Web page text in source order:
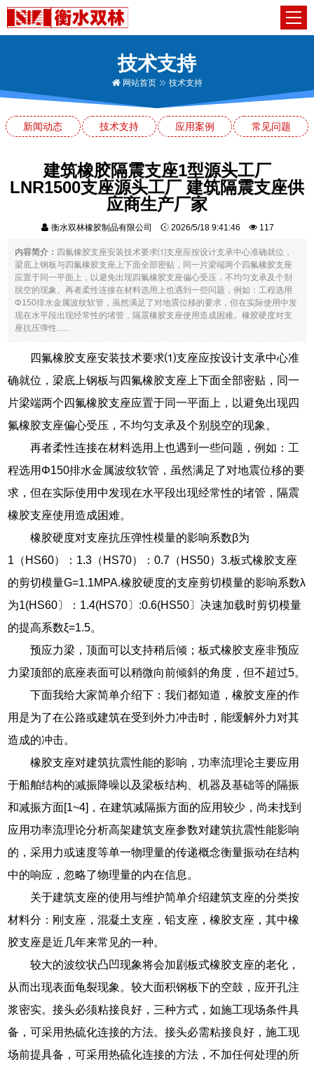
技术支持
网站首页 技术支持
新闻动态 技术支持 应用案例 常见问题
建筑橡胶隔震支座1型源头工厂
LNR1500支座源头工厂 建筑隔震支座供
应商生产厂家
衡水双林橡胶制品有限公司 2026/5/18 9:41:46 117
内容简介： 四氟橡胶支座安装技术要求⑴支座应按设计支承中心准确就位，
梁底上钢板与四氟橡胶支座上下面全部密贴，同一片梁端两个四氟橡胶支座
应置于同一平面上，以避免出现四氟橡胶支座偏心受压，不均匀支承及个别
脱空的现象。再者柔性连接在材料选用上也遇到一些问题，例如：工程选用
Φ150排水金属波纹软管，虽然满足了对地震位移的要求，但在实际使用中发
现在水平段出现经常性的堵管，隔震橡胶支座使用造成困难。橡胶硬度对支
座抗压弹性......
四氟橡胶支座安装技术要求⑴支座应按设计支承中心准
确就位，梁底上钢板与四氟橡胶支座上下面全部密贴，同一
片梁端两个四氟橡胶支座应置于同一平面上，以避免出现四
氟橡胶支座偏心受压，不均匀支承及个别脱空的现象。
再者柔性连接在材料选用上也遇到一些问题，例如：工
程选用Φ150排水金属波纹软管，虽然满足了对地震位移的要
求，但在实际使用中发现在水平段出现经常性的堵管，隔震
橡胶支座使用造成困难。
橡胶硬度对支座抗压弹性模量的影响系数β为
1（HS60）：1.3（HS70）：0.7（HS50）3.板式橡胶支座
的剪切模量G=1.1MPA.橡胶硬度的支座剪切模量的影响系数λ
为1(HS60〕：1.4(HS70〕:0.6(HS50〕决速加载时剪切模量
的提高系数ξ=1.5。
预应力梁，顶面可以支持稍后倾；板式橡胶支座非预应
力梁顶部的底座表面可以稍微向前倾斜的角度，但不超过5。
下面我给大家简单介绍下：我们都知道，橡胶支座的作
用是为了在公路或建筑在受到外力冲击时，能缓解外力对其
造成的冲击。
橡胶支座对建筑抗震性能的影响，功率流理论主要应用
于船舶结构的减振降噪以及梁板结构、机器及基础等的隔振
和减振方面[1~4]，在建筑减隔振方面的应用较少，尚未找到
应用功率流理论分析高架建筑支座参数对建筑抗震性能影响
的，采用力或速度等单一物理量的传递概念衡量振动在结构
中的响应，忽略了物理量的内在信息。
关于建筑支座的使用与维护简单介绍建筑支座的分类按
材料分：刚支座，混凝土支座，铅支座，橡胶支座，其中橡
胶支座是近几年来常见的一种。
较大的波纹状凸凹现象将会加剧板式橡胶支座的老化，
从而出现表面龟裂现象。较大面积钢板下的空鼓，应开孔注
浆密实。接头必须粘接良好，三种方式，如施工现场条件具
备，可采用热硫化连接的方法。接头必需粘接良好，施工现
场前提具备，可采用热硫化连接的方法，不加任何处理的所